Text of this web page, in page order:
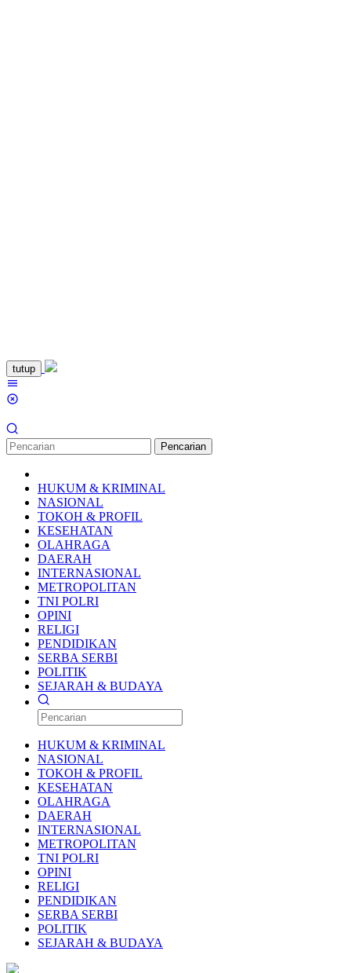
Loncat
ke
konten
tutup
Pencarian
HUKUM & KRIMINAL
NASIONAL
TOKOH & PROFIL
KESEHATAN
OLAHRAGA
DAERAH
INTERNASIONAL
METROPOLITAN
TNI POLRI
OPINI
RELIGI
PENDIDIKAN
SERBA SERBI
POLITIK
SEJARAH & BUDAYA
HUKUM & KRIMINAL
NASIONAL
TOKOH & PROFIL
KESEHATAN
OLAHRAGA
DAERAH
INTERNASIONAL
METROPOLITAN
TNI POLRI
OPINI
RELIGI
PENDIDIKAN
SERBA SERBI
POLITIK
SEJARAH & BUDAYA